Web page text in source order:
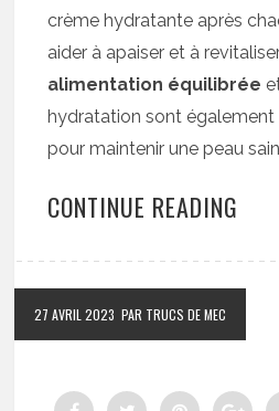
crème hydratante après
aider à apaiser et à
alimentation équilibrée
hydratation sont également
pour maintenir une peau
CONTINUE READING
27 AVRIL 2023 PAR TRUCS DE MEC